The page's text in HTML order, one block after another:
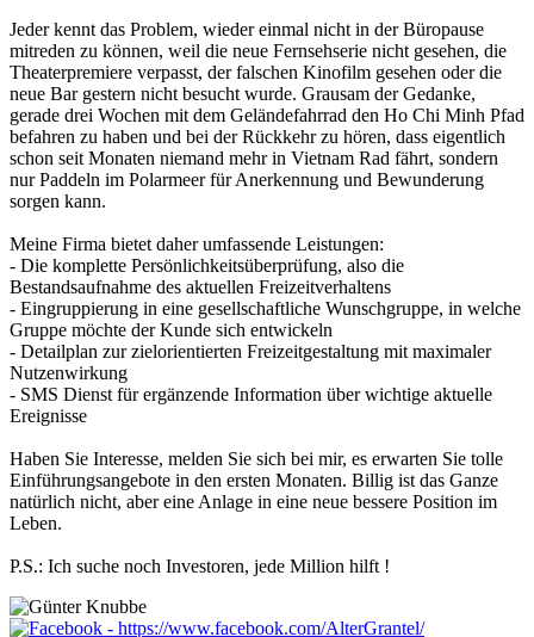
Jeder kennt das Problem, wieder einmal nicht in der Büropause
mitreden zu können, weil die neue Fernsehserie nicht gesehen, die
Theaterpremiere verpasst, der falschen Kinofilm gesehen oder die
neue Bar gestern nicht besucht wurde. Grausam der Gedanke,
gerade drei Wochen mit dem Geländefahrrad den Ho Chi Minh Pfad
befahren zu haben und bei der Rückkehr zu hören, dass eigentlich
schon seit Monaten niemand mehr in Vietnam Rad fährt, sondern
nur Paddeln im Polarmeer für Anerkennung und Bewunderung
sorgen kann.
Meine Firma bietet daher umfassende Leistungen:
- Die komplette Persönlichkeitsüberprüfung, also die
Bestandsaufnahme des aktuellen Freizeitverhaltens
- Eingruppierung in eine gesellschaftliche Wunschgruppe, in welche
Gruppe möchte der Kunde sich entwickeln
- Detailplan zur zielorientierten Freizeitgestaltung mit maximaler
Nutzenwirkung
- SMS Dienst für ergänzende Information über wichtige aktuelle
Ereignisse
Haben Sie Interesse, melden Sie sich bei mir, es erwarten Sie tolle
Einführungsangebote in den ersten Monaten. Billig ist das Ganze
natürlich nicht, aber eine Anlage in eine neue bessere Position im
Leben.
P.S.: Ich suche noch Investoren, jede Million hilft !